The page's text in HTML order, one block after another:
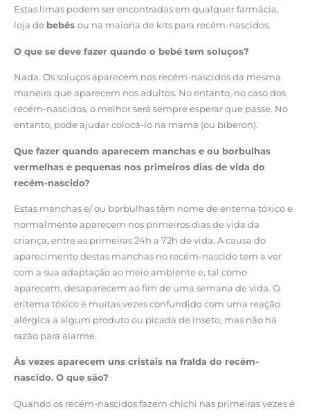
Estas limas podem ser encontradas em qualquer farmácia,
loja de bebés ou na maioria de kits para recém-nascidos.
O que se deve fazer quando o bebé tem soluços?
Nada. Os soluços aparecem nos recém-nascidos da mesma
maneira que aparecem nos adultos. No entanto, no caso dos
recém-nascidos, o melhor será sempre esperar que passe. No
entanto, pode ajudar colocá-lo na mama (ou biberon).
Que fazer quando aparecem manchas e ou borbulhas
vermelhas e pequenas nos primeiros dias de vida do
recém-nascido?
Estas manchas e/ ou borbulhas têm nome de eritema tóxico e
normalmente aparecem nos primeiros dias de vida da
criança, entre as primeiras 24h a 72h de vida. A causa do
aparecimento destas manchas no recém-nascido tem a ver
com a sua adaptação ao meio ambiente e, tal como
aparecem, desaparecem ao fim de uma semana de vida. O
eritema tóxico é muitas vezes confundido com uma reação
alérgica a algum produto ou picada de inseto, mas não há
razão para alarme.
Às vezes aparecem uns cristais na fralda do recém-
nascido. O que são?
Quando os recém-nascidos fazem chichi nas primeiras vezes é